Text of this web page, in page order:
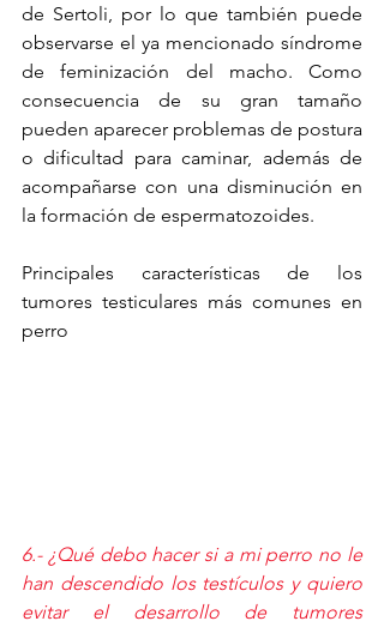
de Sertoli, por lo que también puede
observarse el ya mencionado síndrome
de feminización del macho. Como
consecuencia de su gran tamaño
pueden aparecer problemas de postura
o dificultad para caminar, además de
acompañarse con una disminución en
la formación de espermatozoides.
Principales características de los
tumores testiculares más comunes en
perro
6.- ¿Qué debo hacer si a mi perro no le
han descendido los testículos y quiero
evitar el desarrollo de tumores